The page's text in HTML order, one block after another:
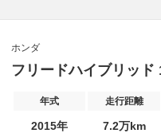
ホンダ
フリードハイブリッ
年式 走行距離
2015年 7.2万km